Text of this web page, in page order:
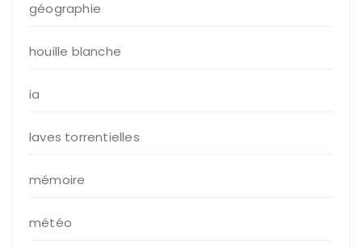
géographie
houille blanche
ia
laves torrentielles
mémoire
météo